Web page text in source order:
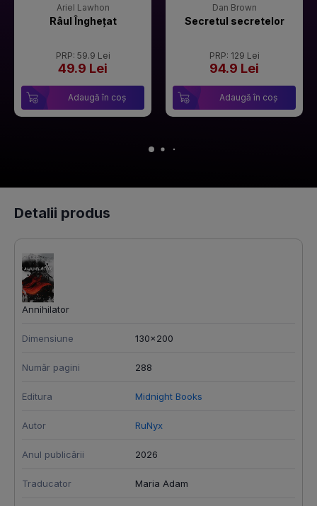
Ariel Lawhon
Râul Înghețat
PRP: 59.9 Lei
49.9 Lei
Adaugă în coș
Dan Brown
Secretul secretelor
PRP: 129 Lei
94.9 Lei
Adaugă în coș
Detalii produs
Annihilator
Dimensiune 130x200
Număr pagini 288
Editura Midnight Books
Autor RuNyx
Anul publicării 2026
Traducator Maria Adam